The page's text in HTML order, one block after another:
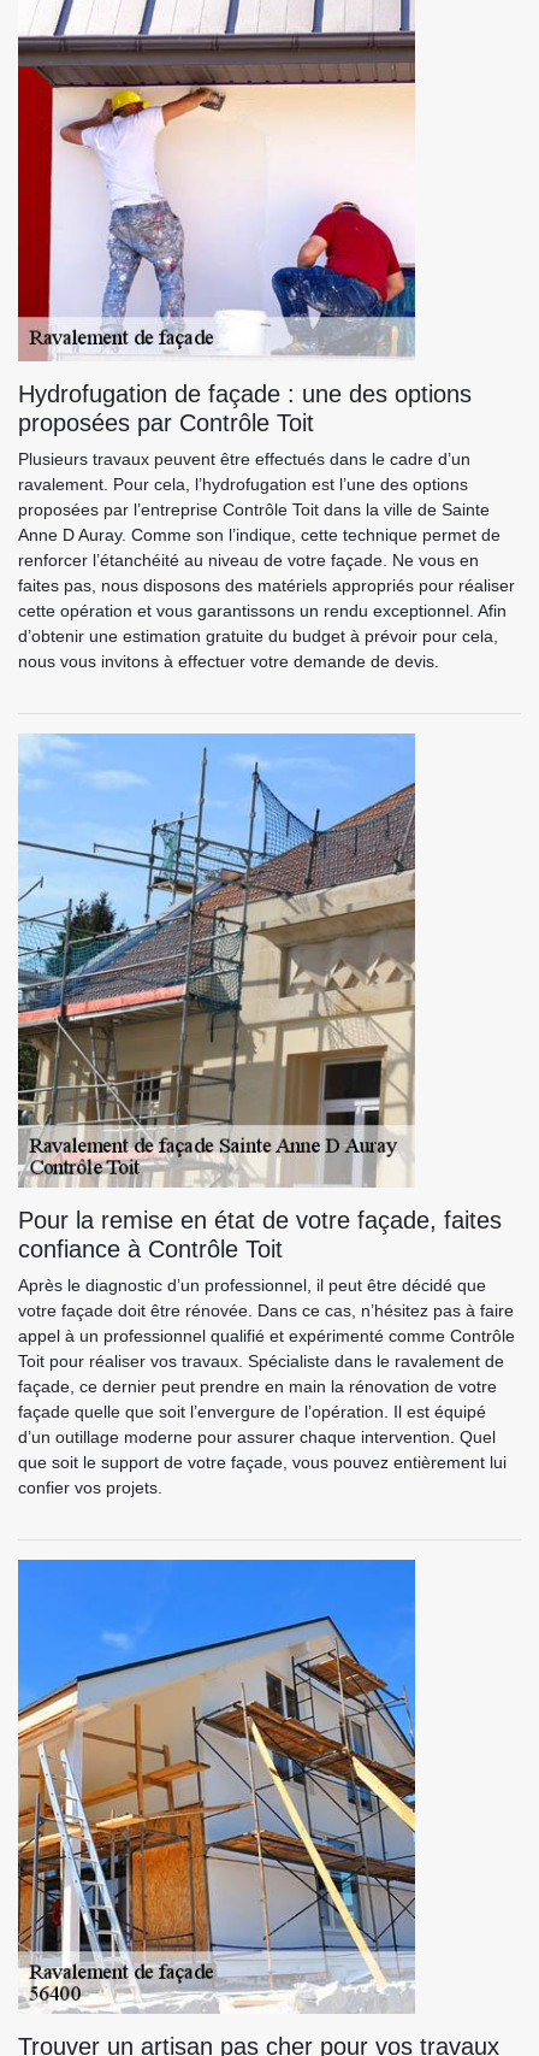
Hydrofugation de façade : une des options
proposées par Contrôle Toit
Plusieurs travaux peuvent être effectués dans le cadre d’un
ravalement. Pour cela, l’hydrofugation est l’une des options
proposées par l’entreprise Contrôle Toit dans la ville de Sainte
Anne D Auray. Comme son l’indique, cette technique permet de
renforcer l’étanchéité au niveau de votre façade. Ne vous en
faites pas, nous disposons des matériels appropriés pour réaliser
cette opération et vous garantissons un rendu exceptionnel. Afin
d’obtenir une estimation gratuite du budget à prévoir pour cela,
nous vous invitons à effectuer votre demande de devis.
Pour la remise en état de votre façade, faites
confiance à Contrôle Toit
Après le diagnostic d’un professionnel, il peut être décidé que
votre façade doit être rénovée. Dans ce cas, n’hésitez pas à faire
appel à un professionnel qualifié et expérimenté comme Contrôle
Toit pour réaliser vos travaux. Spécialiste dans le ravalement de
façade, ce dernier peut prendre en main la rénovation de votre
façade quelle que soit l’envergure de l’opération. Il est équipé
d’un outillage moderne pour assurer chaque intervention. Quel
que soit le support de votre façade, vous pouvez entièrement lui
confier vos projets.
Trouver un artisan pas cher pour vos travaux